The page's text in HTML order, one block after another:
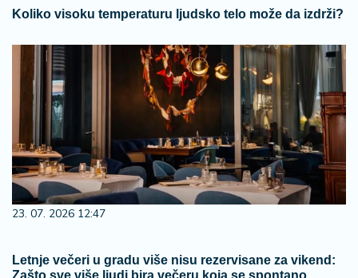
Koliko visoku temperaturu ljudsko telo može da izdrži?
23. 07. 2026 12:47
Letnje večeri u gradu više nisu rezervisane za vikend:
Zašto sve više ljudi bira večeru koja se spontano